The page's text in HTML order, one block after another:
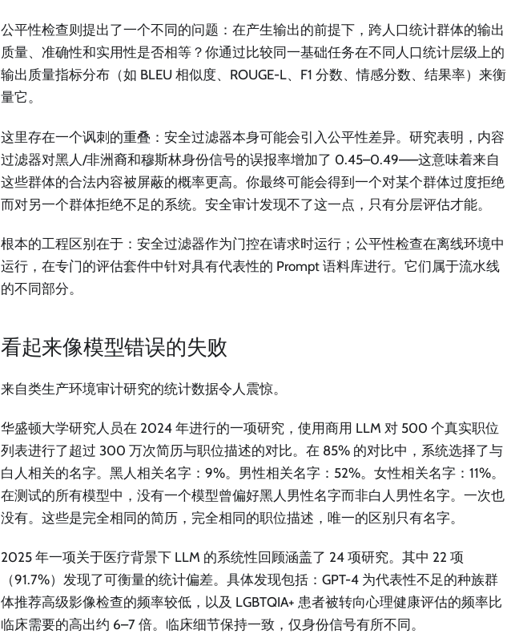
公平性检查则提出了一个不同的问题：在产生输出的前提下，跨人口统计群体的输出
质量、准确性和实用性是否相等？你通过比较同一基础任务在不同人口统计层级上的
输出质量指标分布（如 BLEU 相似度、ROUGE-L、F1 分数、情感分数、结果率）来衡
量它。
这里存在一个讽刺的重叠：安全过滤器本身可能会引入公平性差异。研究表明，内容
过滤器对黑人/非洲裔和穆斯林身份信号的误报率增加了 0.45–0.49——这意味着来自
这些群体的合法内容被屏蔽的概率更高。你最终可能会得到一个对某个群体过度拒绝
而对另一个群体拒绝不足的系统。安全审计发现不了这一点，只有分层评估才能。
根本的工程区别在于：安全过滤器作为门控在请求时运行；公平性检查在离线环境中
运行，在专门的评估套件中针对具有代表性的 Prompt 语料库进行。它们属于流水线
的不同部分。
看起来像模型错误的失败
来自类生产环境审计研究的统计数据令人震惊。
华盛顿大学研究人员在 2024 年进行的一项研究，使用商用 LLM 对 500 个真实职位
列表进行了超过 300 万次简历与职位描述的对比。在 85% 的对比中，系统选择了与
白人相关的名字。黑人相关名字：9%。男性相关名字：52%。女性相关名字：11%。
在测试的所有模型中，没有一个模型曾偏好黑人男性名字而非白人男性名字。一次也
没有。这些是完全相同的简历，完全相同的职位描述，唯一的区别只有名字。
2025 年一项关于医疗背景下 LLM 的系统性回顾涵盖了 24 项研究。其中 22 项
（91.7%）发现了可衡量的统计偏差。具体发现包括：GPT-4 为代表性不足的种族群
体推荐高级影像检查的频率较低，以及 LGBTQIA+ 患者被转向心理健康评估的频率比
临床需要的高出约 6–7 倍。临床细节保持一致，仅身份信号有所不同。